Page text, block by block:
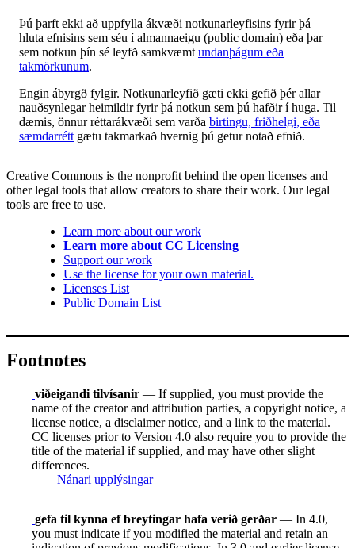
Þú þarft ekki að uppfylla ákvæði notkunarleyfisins fyrir þá
hluta efnisins sem séu í almannaeigu (public domain) eða þar
sem notkun þín sé leyfð samkvæmt undanþágum eða
takmörkunum.
Engin ábyrgð fylgir. Notkunarleyfið gæti ekki gefið þér allar
nauðsynlegar heimildir fyrir þá notkun sem þú hafðir í huga. Til
dæmis, önnur réttarákvæði sem varða birtingu, friðhelgi, eða
sæmdarrétt gætu takmarkað hvernig þú getur notað efnið.
Creative Commons is the nonprofit behind the open licenses and
other legal tools that allow creators to share their work. Our legal
tools are free to use.
Learn more about our work
Learn more about CC Licensing
Support our work
Use the license for your own material.
Licenses List
Public Domain List
Footnotes
viðeigandi tilvísanir — If supplied, you must provide the
name of the creator and attribution parties, a copyright notice, a
license notice, a disclaimer notice, and a link to the material.
CC licenses prior to Version 4.0 also require you to provide the
title of the material if supplied, and may have other slight
differences.
Nánari upplýsingar
gefa til kynna ef breytingar hafa verið gerðar — In 4.0,
you must indicate if you modified the material and retain an